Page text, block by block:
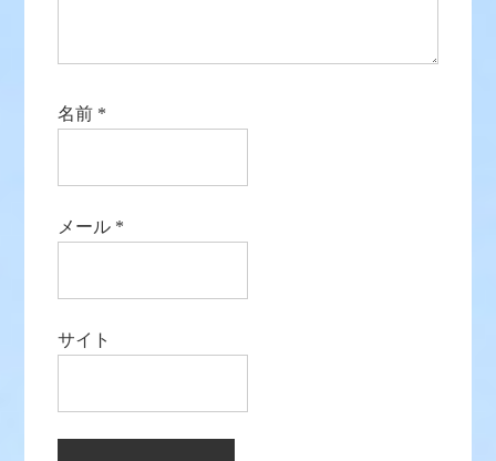
名前 *
メール *
サイト